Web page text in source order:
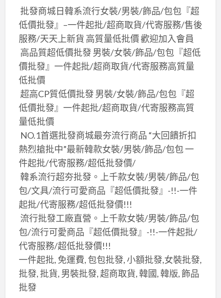
​ 批發商城日韓系流行女裝/男裝/飾品/包包『超
低價批發』–一件起批/超商取貨/代寄服務/售後
服務/天天上新貨 高質量低批價 歡迎加入會員
​ 高品質超低價批發 男裝/女裝/飾品/包包『超低
價批發』一件起批/超商取貨/代寄服務高質量
低批價
​ 超高CP質低價批發 男裝/女裝/飾品/包包『超
低價批發』一件起批/超商取貨/代寄服務高質
量低批價
​ NO.1首選批發商城最夯流行商品 “大回饋折扣
熱烈搶批中”最新韓款女裝/男裝/飾品/包包 一
件起批/代寄服務/超低批發價/
​ 韓系流行超夯批發。上千款女裝/男裝/飾品/包
包/文具/流行可愛商品『超低價批發』-!!-一件
起批/代寄服務/超低批發價!!!
​ 流行批發工廠直營。上千款女裝/男裝/飾品/包
包/流行可愛商品『超低價批發』-!!-一件起批/
代寄服務/超低批發價!!!
一件起批, 免運費, 包包批發, 小額批發,女裝批發,
批發, 批貨, 男裝批發, 超商取貨, 韓國, 韓版, 飾品
批發